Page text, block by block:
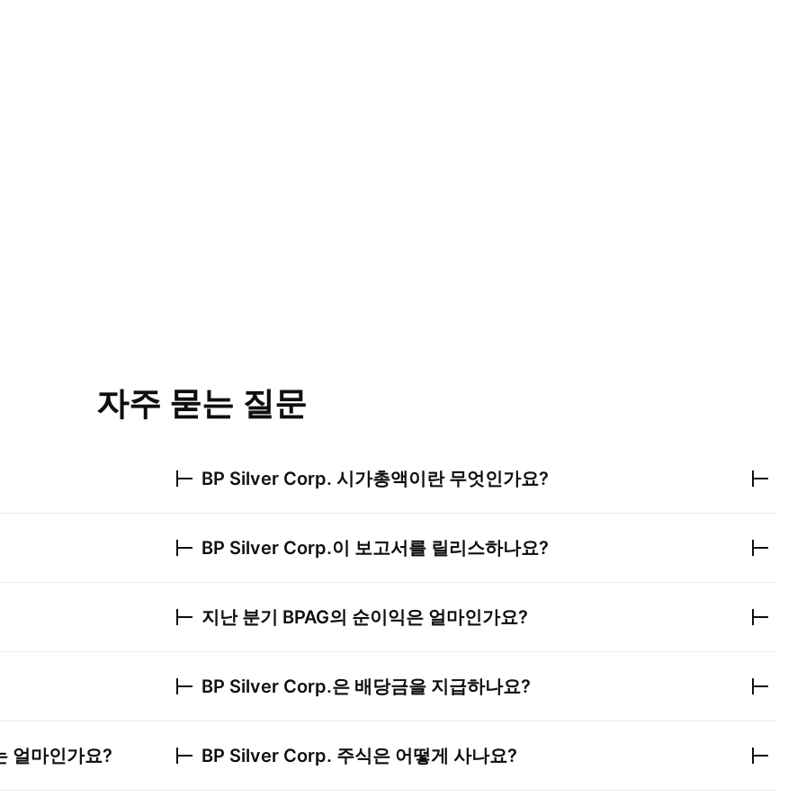
자주 묻는 질문
얼마인가요?
BP Silver Corp. 시가총액이란 무엇인가요?
BP Silver Corp.이 보고서를 릴리스하나요?
지난 분기 BPAG의 순이익은 얼마인가요?
BP Silver Corp.은 배당금을 지급하나요?
BP Silver Corp. 주식은 어떻게 사나요?